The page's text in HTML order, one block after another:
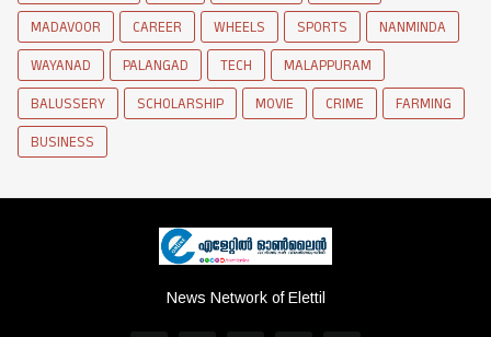
MADAVOOR
CAREER WHEELS SPORTS
NANMINDA
WAYANAD
PALANGAD TECH
MALAPPURAM
BALUSSERY
SCHOLARSHIP MOVIE CRIME
FARMING
BUSINESS
News Network of Elettil